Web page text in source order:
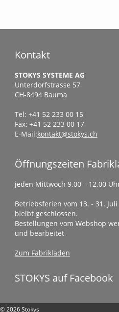
Kontakt
STOKYS SYSTEME AG
Unterdorfstrasse 57
CH-8494 Bauma
Tel: +41 52 233 00 15
Fax: +41 52 233 00 17
E-Mail:kontakt@stokys.ch
Öffnungszeiten
jeden Mittwoch 9.00 – 12.00
Betriebsferien vom 13. - 31.
bleibt geschlossen.
Bestellungen vom Webshop
und bearbeitet
Zum Fabrikladen
STOKYS auf Facebook
© 2026 Stokys